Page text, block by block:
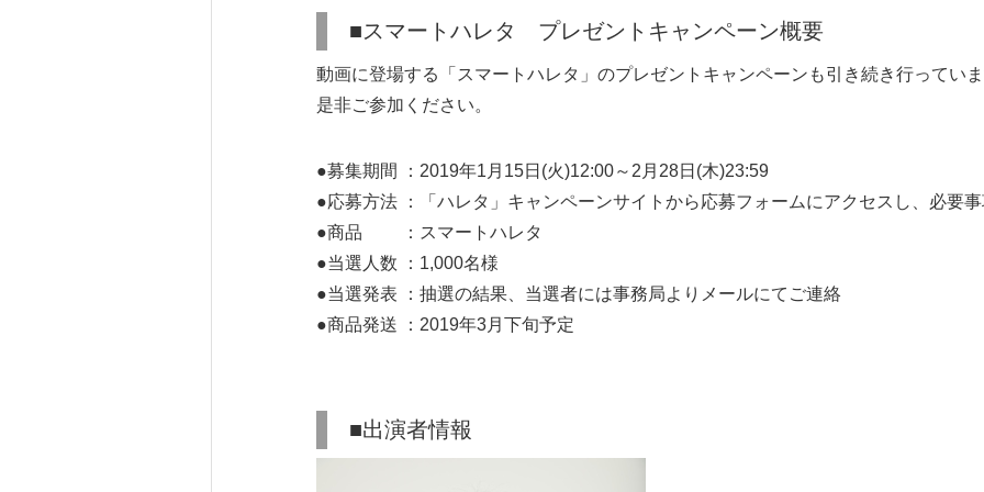
■スマートハレタ プレゼントキャンペーン概要
動画に登場する「スマートハレタ」のプレゼントキャンペーンも引き続き行っていま
是非ご参加ください。
●募集期間 ：2019年1月15日(火)12:00～2月28日(木)23:59
●応募方法 ：「ハレタ」キャンペーンサイトから応募フォームにアクセスし、必要事
●商品 ：スマートハレタ
●当選人数 ：1,000名様
●当選発表 ：抽選の結果、当選者には事務局よりメールにてご連絡
●商品発送 ：2019年3月下旬予定
■出演者情報
English